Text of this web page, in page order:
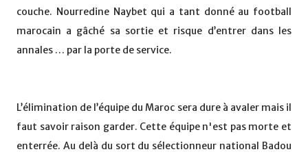
couche. Nourredine Naybet qui a tant donné au football
marocain a gâché sa sortie et risque d’entrer dans les
annales … par la porte de service.
L’élimination de l’équipe du Maroc sera dure à avaler mais il
faut savoir raison garder. Cette équipe n'est pas morte et
enterrée. Au delà du sort du sélectionneur national Badou